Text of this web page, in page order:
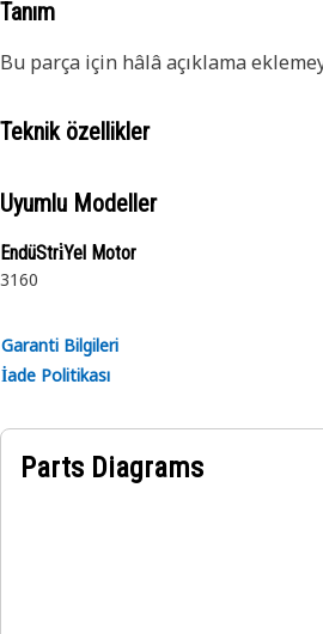
Tanım
Bu parça için hâlâ açıklama
Teknik özellikler
Uyumlu Modeller
EndüStri̇Yel Motor
3160
Garanti Bilgileri
İade Politikası
Parts Diagrams